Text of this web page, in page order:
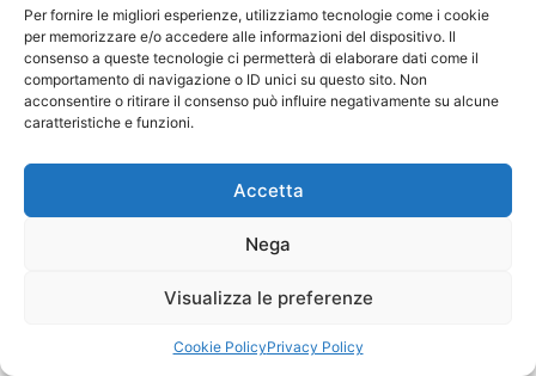
Per fornire le migliori esperienze, utilizziamo tecnologie come i cookie
per memorizzare e/o accedere alle informazioni del dispositivo. Il
consenso a queste tecnologie ci permetterà di elaborare dati come il
comportamento di navigazione o ID unici su questo sito. Non
acconsentire o ritirare il consenso può influire negativamente su alcune
caratteristiche e funzioni.
Accetta
Nega
Visualizza le preferenze
Cookie PolicyPrivacy Policy
App
Segnala
Circuito Club
Legale
Privacy Policy